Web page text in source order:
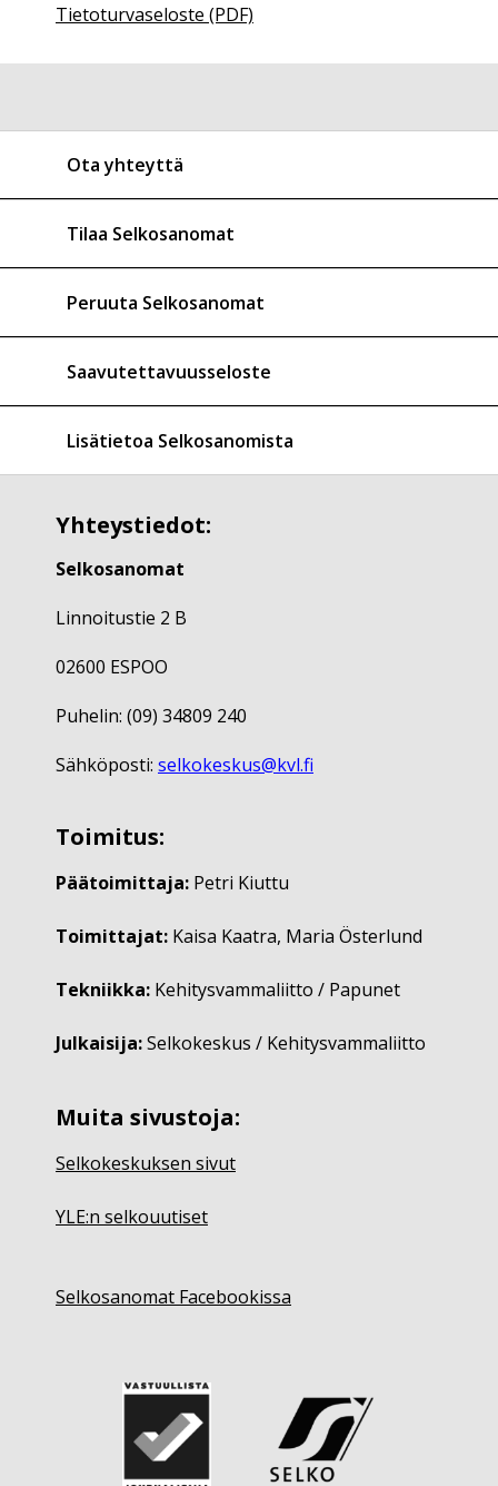
Tietoturvaseloste (PDF)
Ota yhteyttä
Tilaa Selkosanomat
Peruuta Selkosanomat
Saavutettavuusseloste
Lisätietoa Selkosanomista
Yhteystiedot:
Selkosanomat
Linnoitustie 2 B
02600 ESPOO
Puhelin: (09) 34809 240
Sähköposti: selkokeskus@kvl.fi
Toimitus:
Päätoimittaja: Petri Kiuttu
Toimittajat: Kaisa Kaatra, Maria Österlund
Tekniikka: Kehitysvammaliitto / Papunet
Julkaisija:Selkokeskus / Kehitysvammaliitto
Muita sivustoja:
Selkokeskuksen sivut
YLE:n selkouutiset
Selkosanomat Facebookissa